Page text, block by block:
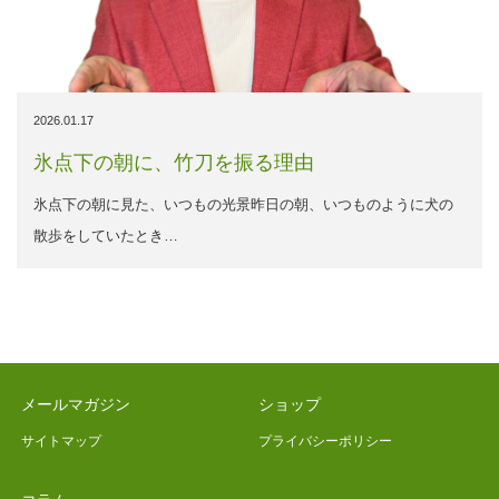
2026.01.17
氷点下の朝に、竹刀を振る理由
氷点下の朝に見た、いつもの光景昨日の朝、いつものように犬の
散歩をしていたとき…
メールマガジン
サイトマップ
ショップ
プライバシーポリシー